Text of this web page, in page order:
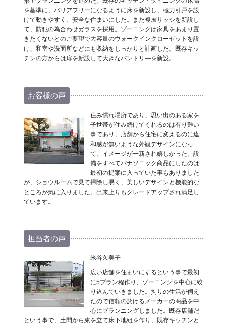
を基準に、バリアフリーになるように床を新設し、極力引戸を設
けて動きやすく、安全な住まいにした。また複層サッシを新設し
て、防犯の為合わせガラスを採用。ゾーニングは家具をあまり置
きたくないとのご要望で大容量のウォークインクローゼットを設
け、和室や洗面所などにも収納をしっかりと計画した。既存キッ
チンの方からは扉を新設して大きなパントリ―を新設。
お客様の声
住み慣れ場所であり、思い出のある家を
子世帯が住み続けてくれるのは有り難い
事であり、店舗から住宅に変えるのに違
和感が無いような外観デザインになっ
て、イメージが一新され嬉しかった。設
備をすべてパナソニック商品にしたのは
最初の提案に入っていた事もありました
が、ショウルームで見て掃除し易く、美しいデザインと機能的な
ところが気に入りました。出来上りもグレードアップされ満足し
ています。
担当者の声
米谷久美子
広い店舗を住まいにするという事で最初
に5プラン程作り、ゾーニングを中心に絞
り込んでいきました。拘りの生活が伺え
たので信頼の於けるメーカーの商品を中
心にプランニングしました。既存店舗だ
という事で、土間から束を立て床下地組を作り、既存キッチンと